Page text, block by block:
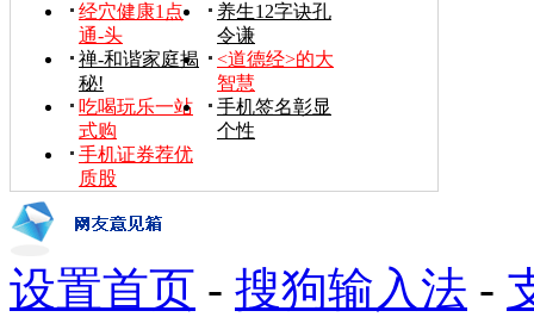
经穴健康1点
通-头
养生12字诀孔
令谦
禅-和谐家庭揭
秘!
<道德经>的大
智慧
吃喝玩乐一站
式购
手机签名彰显
个性
手机证券荐优
质股
设置首页 - 搜狗输入法 -